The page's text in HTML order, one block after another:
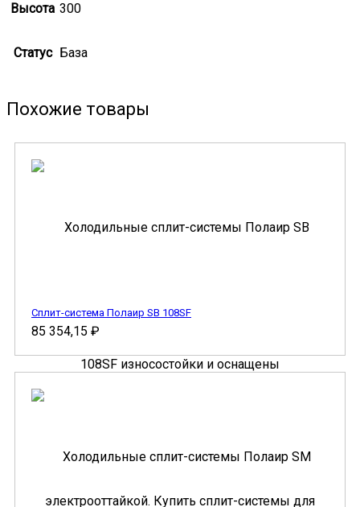
Высота 300
Статус База
Похожие товары
Сплит-система Полаир SB 108SF
85 354,15 ₽